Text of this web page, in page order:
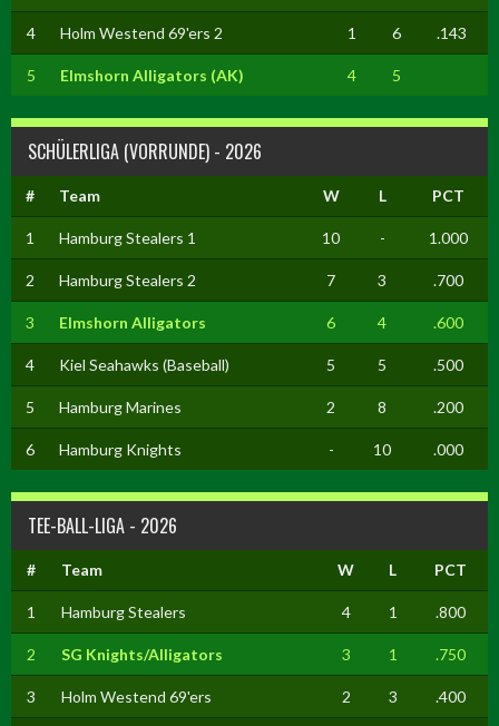
4 Holm Westend 69'ers 2 1 6 .143
5 Elmshorn Alligators (AK) 4 5
SCHÜLERLIGA (VORRUNDE) - 2026
# Team W L PCT
1 Hamburg Stealers 1 10 - 1.000
2 Hamburg Stealers 2 7 3 .700
3 Elmshorn Alligators 6 4 .600
4 Kiel Seahawks (Baseball) 5 5 .500
5 Hamburg Marines 2 8 .200
6 Hamburg Knights - 10 .000
TEE-BALL-LIGA - 2026
# Team W L PCT
1 Hamburg Stealers 4 1 .800
2 SG Knights/Alligators 3 1 .750
3 Holm Westend 69'ers 2 3 .400